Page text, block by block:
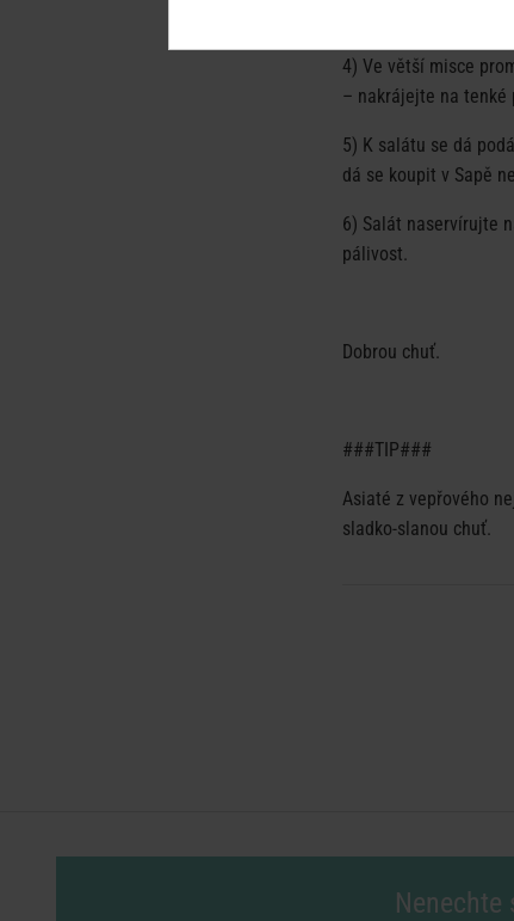
4) Ve větší misce
– nakrájejte na tenké
5) K salátu se dá
dá se koupit v Sapě
6) Salát naservírujte
pálivost.
Dobrou chuť.
###TIP###
Asiaté z vepřového
sladko-slanou chuť.